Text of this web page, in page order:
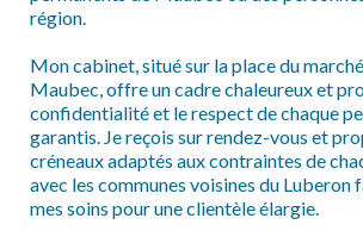
région.
Mon cabinet, situé sur la place du
Maubec, offre un cadre chaleureux et
confidentialité et le respect de chaque
garantis. Je reçois sur rendez-vous et
créneaux adaptés aux contraintes de
avec les communes voisines du Luberon
mes soins pour une clientèle élargie.